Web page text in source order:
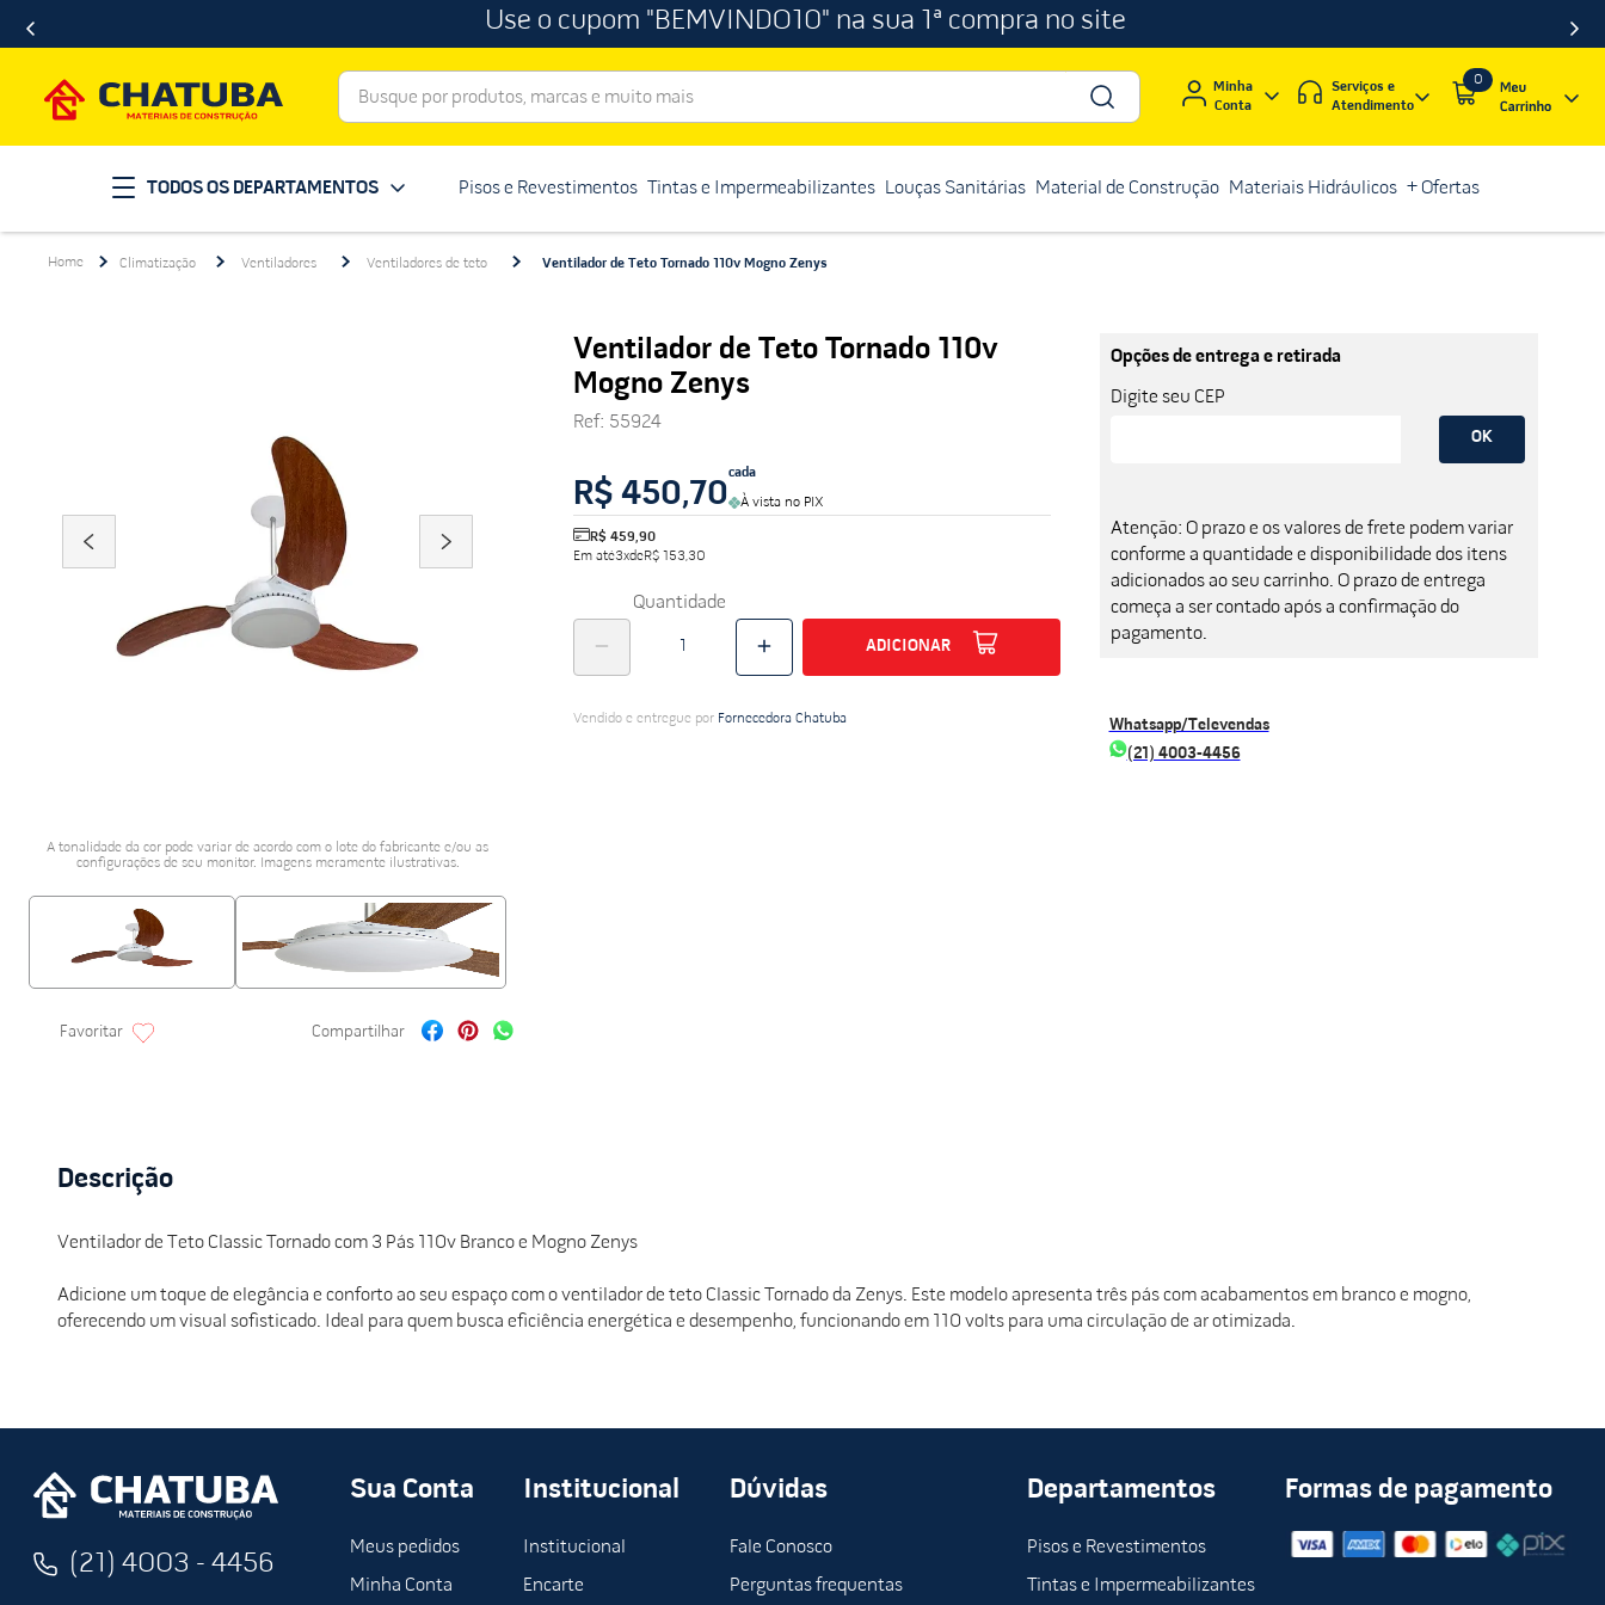
Use o cupom "BEMVINDO10" na sua 1ª compra no site
Busque por produtos, marcas e muito mais
Minha
Conta
Serviços e
Atendimento
0
TODOS OS DEPARTAMENTOS Pisos e Revestimentos Tintas e Impermeabilizantes Louças Sanitárias Material de Construção Materiais Hidráulicos + Ofertas
Climatização Ventiladores Ventiladores de teto Ventilador de Teto Tornado 110v Mogno Zenys
A tonalidade da cor pode variar de acordo com o lote do fabricante e/ou as
configurações de seu monitor. Imagens meramente ilustrativas.
Ventilador de Teto Tornado 110v
Mogno Zenys
Ref: 55924
R$ 450,70
cada
À vista no PIX
R$ 459,90
Em até3xdeR$ 153,30
Quantidade
ADICIONAR
Vendido e entregue por Fornecedora Chatuba
Opções de entrega e retirada
Digite seu CEP
OK
Atenção: O prazo e os valores de frete podem variar
conforme a quantidade e disponibilidade dos itens
adicionados ao seu carrinho. O prazo de entrega
começa a ser contado após a confirmação do
pagamento.
Whatsapp/Televendas
(21) 4003-4456
Descrição
Ventilador de Teto Classic Tornado com 3 Pás 110v Branco e Mogno Zenys
Adicione um toque de elegância e conforto ao seu espaço com o ventilador de teto Classic Tornado da Zenys. Este modelo apresenta três pás com acabamentos em branco e mogno,
oferecendo um visual sofisticado. Ideal para quem busca eficiência energética e desempenho, funcionando em 110 volts para uma circulação de ar otimizada.
(21) 4003 - 4456
Sua Conta
Meus pedidos
Minha Conta
Institucional
Institucional
Encarte
Dúvidas
Fale Conosco
Perguntas frequentas
Departamentos
Pisos e Revestimentos
Tintas e Impermeabilizantes
Formas de pagamento
1 º porcelanato
2º telha
9º
10 porta alumínio